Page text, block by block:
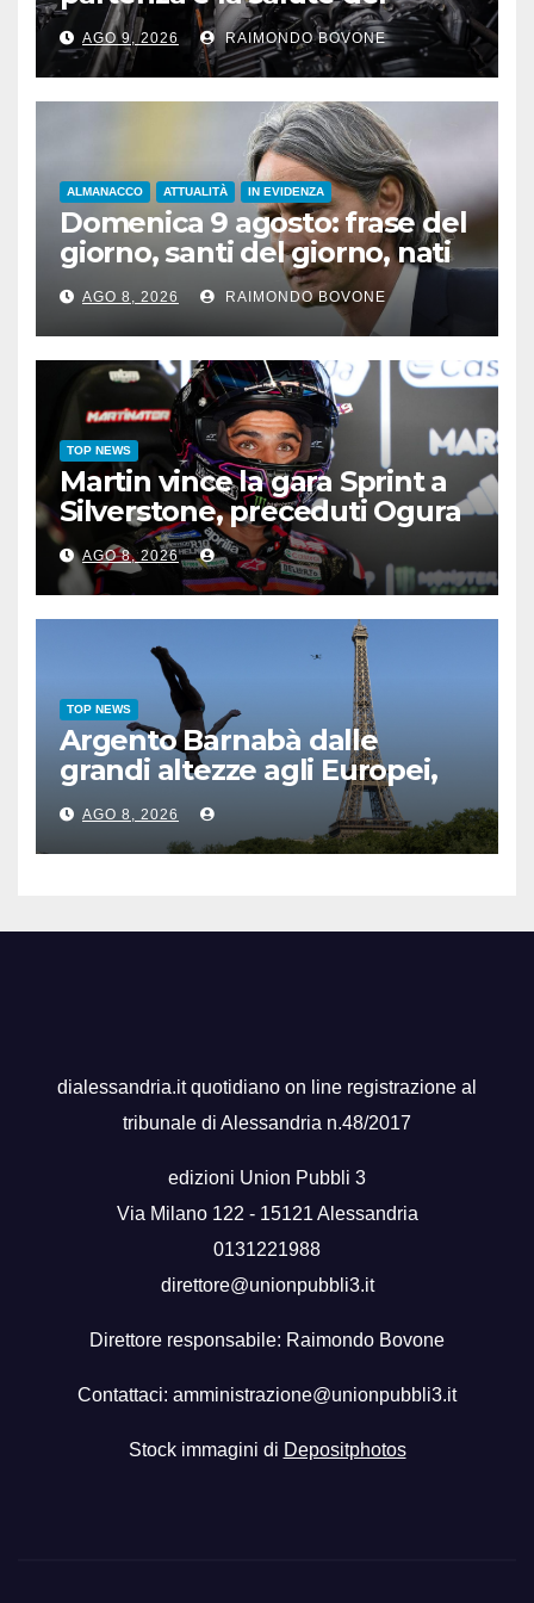
motore sotto il sole
AGO 9, 2026 RAIMONDO BOVONE
ALMANACCO ATTUALITÀ IN EVIDENZA
Domenica 9 agosto: frase del
giorno, santi del giorno, nati
famosi, accadde oggi
AGO 8, 2026 RAIMONDO BOVONE
TOP NEWS
Martin vince la gara Sprint a
Silverstone, preceduti Ogura
e Bezzecchi
AGO 8, 2026
TOP NEWS
Argento Barnabà dalle
grandi altezze agli Europei,
bis azzurro dopo Cosetti
AGO 8, 2026
dialessandria.it quotidiano on line registrazione al
tribunale di Alessandria n.48/2017
edizioni Union Pubbli 3
Via Milano 122 - 15121 Alessandria
0131221988
direttore@unionpubbli3.it
Direttore responsabile: Raimondo Bovone
Contattaci: amministrazione@unionpubbli3.it
Stock immagini di Depositphotos